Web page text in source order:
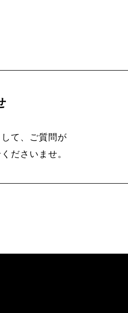
て、ご質問が
ださいませ。